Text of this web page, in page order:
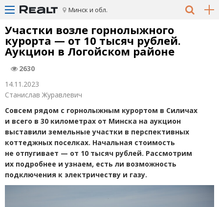
Минск и обл.
Участки возле горнолыжного
курорта — от 10 тысяч рублей.
Аукцион в Логойском районе
2630
14.11.2023
Станислав Журавлевич
Совсем рядом с горнолыжным курортом в Силичах
и всего в 30 километрах от Минска на аукцион
выставили земельные участки в перспективных
коттеджных поселках. Начальная стоимость
не отпугивает — от 10 тысяч рублей. Рассмотрим
их подробнее и узнаем, есть ли возможность
подключения к электричеству и газу.